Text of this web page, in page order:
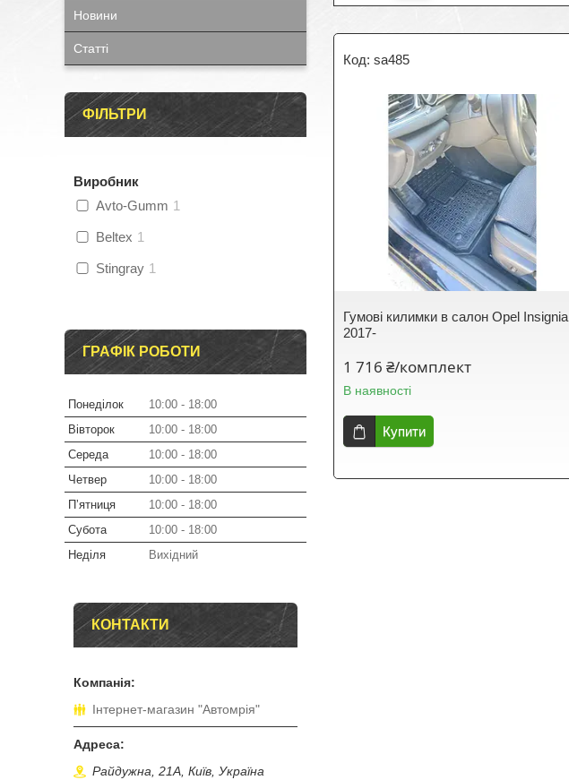
sa485
Гумові килимки в салон Opel Insignia
2017-
1 716 ₴/комплект
В наявності
Купити
Новини
Статті
ФІЛЬТРИ
Виробник
Avto-Gumm 1
Beltex 1
Stingray 1
ГРАФІК РОБОТИ
Понеділок 10:00
18:00
Вівторок
10:00
18:00
Середа
10:00
18:00
Четвер
10:00
18:00
Пʼятниця
10:00
18:00
Субота
10:00
18:00
Неділя
Вихідний
КОНТАКТИ
Інтернет-магазин "Автомрія"
Райдужна, 21А, Київ, Україна